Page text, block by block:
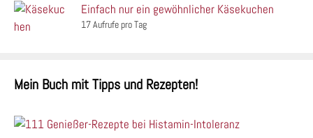
Einfach nur ein gewöhnlicher Käsekuchen
17 Aufrufe pro Tag
Mein Buch mit Tipps und Rezepten!